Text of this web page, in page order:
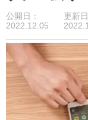
公開日：
2022.12.05
更新日